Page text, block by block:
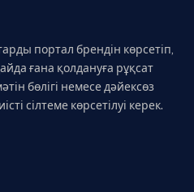
портал брендін көрсетіп,
ғана қолдануға рұқсат
бөлігі немесе дәйексөз
сілтеме көрсетілуі керек.